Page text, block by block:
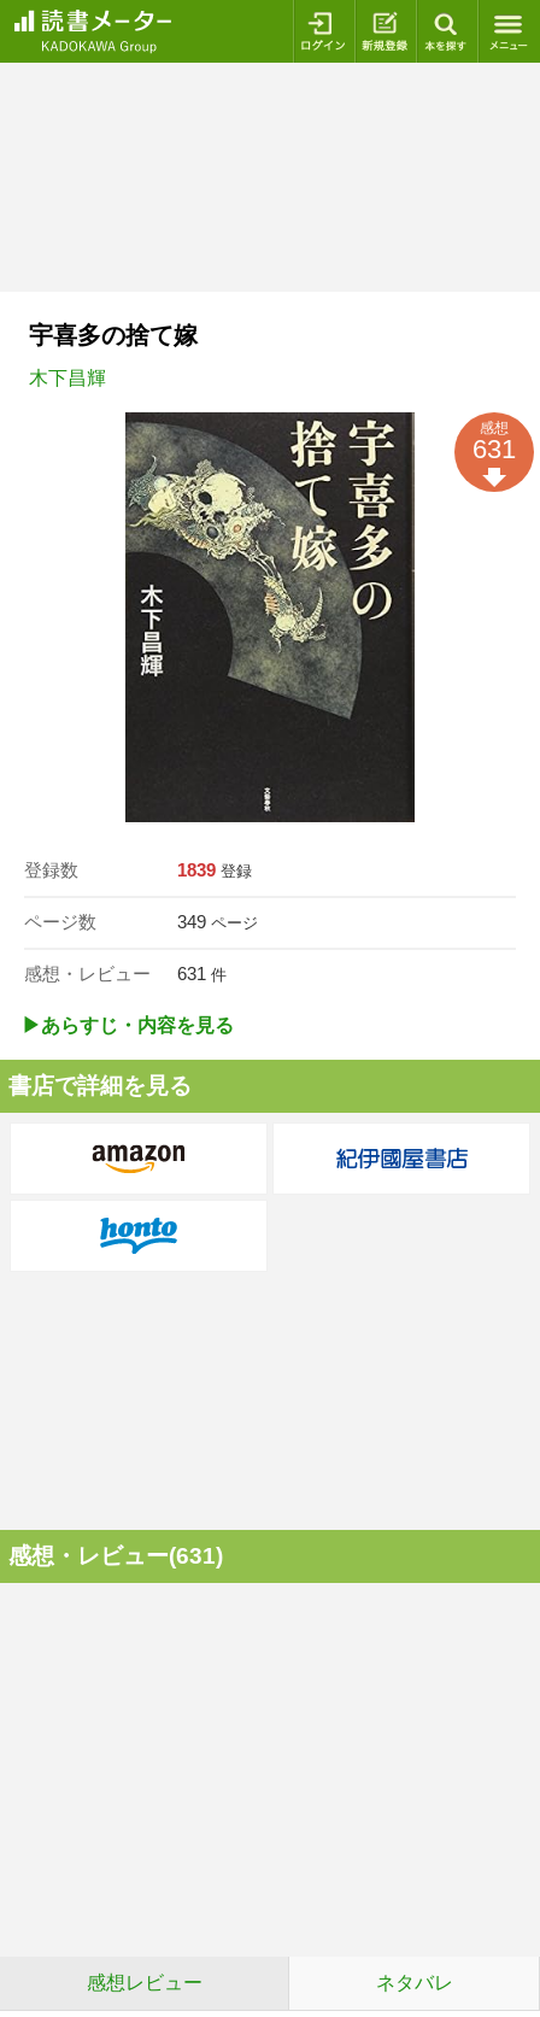
ログイン 新規登録
宇喜多の捨て嫁
木下昌輝
登録数 1839 登録
ページ数 349 ページ
感想・レビュー 631 件
感想
631
▶︎あらすじ・内容を見る
書店で詳細を見る
感想・レビュー(631)
感想レビュー ネタバレ